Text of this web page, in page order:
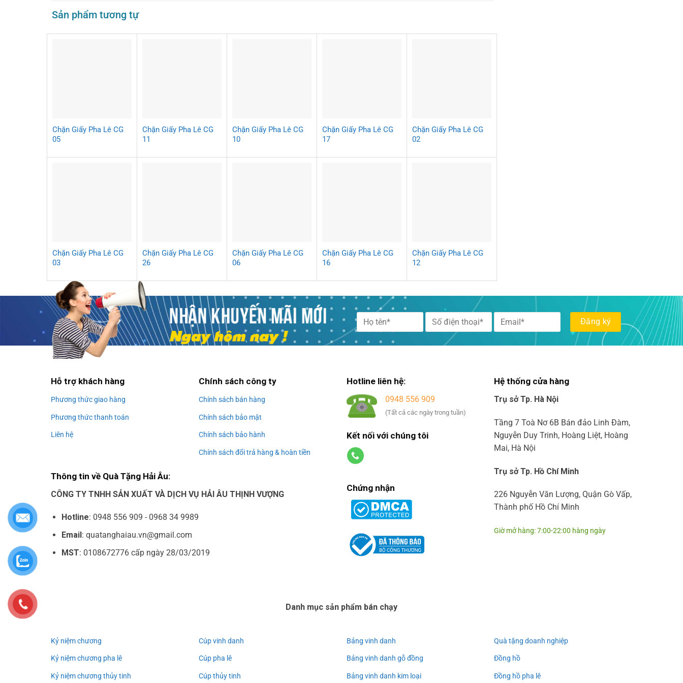
Sản phẩm tương tự
Chặn Giấy Pha Lê CG
05
Chặn Giấy Pha Lê CG
11
Chặn Giấy Pha Lê CG
10
Chặn Giấy Pha Lê CG
17
Chặn Giấy Pha Lê CG
02
Chặn Giấy Pha Lê CG
03
Chặn Giấy Pha Lê CG
26
Chặn Giấy Pha Lê CG
06
Chặn Giấy Pha Lê CG
16
Chặn Giấy Pha Lê CG
12
Alternative:
Hỗ trợ khách hàng
Phương thức giao hàng
Phương thức thanh toán
Liên hệ
Chính sách công ty
Chính sách bán hàng
Chính sách bảo mật
Chính sách bảo hành
Chính sách đổi trả hàng & hoàn tiền
Thông tin về Quà Tặng Hải Âu:
CÔNG TY TNHH SẢN XUẤT VÀ DỊCH VỤ HẢI ÂU THỊNH VƯỢNG
Hotline: 0948 556 909 - 0968 34 9989
Email: quatanghaiau.vn@gmail.com
MST: 0108672776 cấp ngày 28/03/2019
Hotline liên hệ:
0948 556 909
(Tất cả các ngày trong tuần)
Kết nối với chúng tôi
Chứng nhận
Hệ thống cửa hàng
Trụ sở Tp. Hà Nội
Tầng 7 Toà Nơ 6B Bán đảo Linh Đàm,
Nguyễn Duy Trinh, Hoàng Liệt, Hoàng
Mai, Hà Nội
Trụ sở Tp. Hồ Chí Minh
226 Nguyễn Văn Lượng, Quận Gò Vấp,
Thành phố Hồ Chí Minh
Giờ mở hàng: 7:00-22:00 hàng ngày
Danh mục sản phẩm bán chạy
Kỷ niệm chương
Kỷ niệm chương pha lê
Kỷ niệm chương thủy tinh
Cúp vinh danh
Cúp pha lê
Cúp thủy tinh
Bảng vinh danh
Bảng vinh danh gỗ đồng
Bảng vinh danh kim loại
Quà tặng doanh nghiệp
Đồng hồ
Đồng hồ pha lê